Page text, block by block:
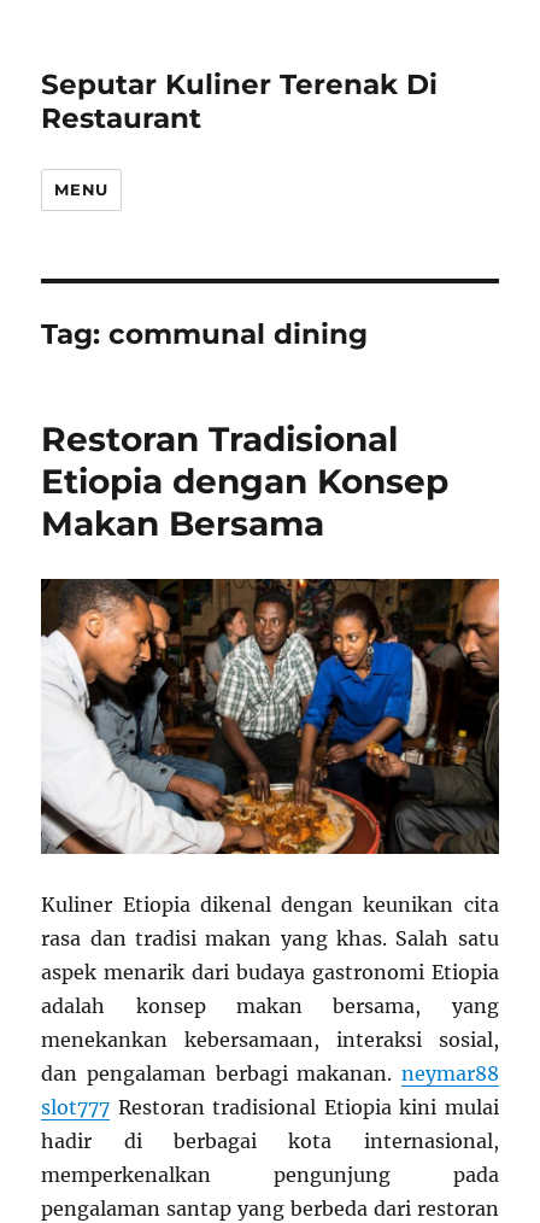
Seputar Kuliner Terenak Di
Restaurant
MENU
Tag:communal dining
Restoran Tradisional
Etiopia dengan Konsep
Makan Bersama
Kuliner Etiopia dikenal dengan keunikan cita
rasa dan tradisi makan yang khas. Salah satu
aspek menarik dari budaya gastronomi Etiopia
adalah konsep makan bersama, yang
menekankan kebersamaan, interaksi sosial,
dan pengalaman berbagi makanan. neymar88
slot777 Restoran tradisional Etiopia kini mulai
hadir di berbagai kota internasional,
memperkenalkan pengunjung pada
pengalaman santap yang berbeda dari restoran